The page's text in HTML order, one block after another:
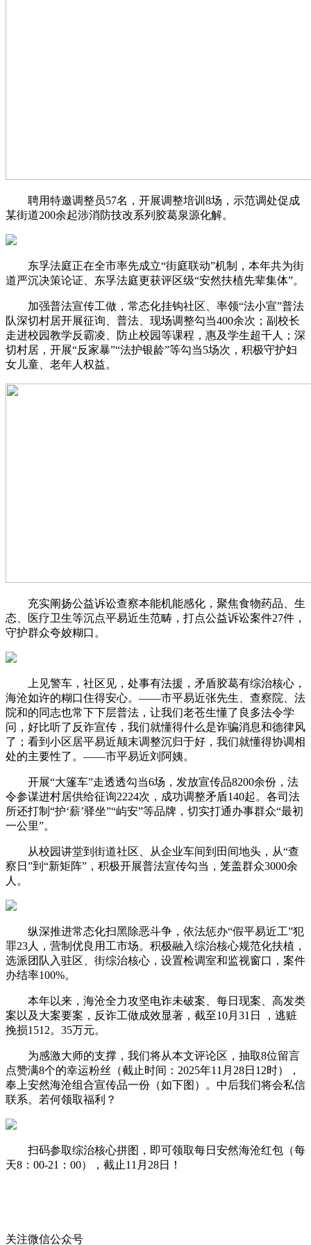
聘用特邀调整员57名，开展调整培训8场，示范调处促成
某街道200余起涉消防技改系列胶葛泉源化解。
东孚法庭正在全市率先成立“街庭联动”机制，本年共为街
道严沉决策论证、东孚法庭更获评区级“安然扶植先辈集体”。
加强普法宣传工做，常态化挂钩社区、率领“法小宣”普法
队深切村居开展征询、普法、现场调整勾当400余次；副校长
走进校园教学反霸凌、防止校园等课程，惠及学生超千人；深
切村居，开展“反家暴”“法护银龄”等勾当5场次，积极守护妇
女儿童、老年人权益。
充实阐扬公益诉讼查察本能机能感化，聚焦食物药品、生
态、医疗卫生等沉点平易近生范畴，打点公益诉讼案件27件，
守护群众夸姣糊口。
上见警车，社区见，处事有法援，矛盾胶葛有综治核心，
海沧如许的糊口住得安心。——市平易近张先生、查察院、法
院和的同志也常下下层普法，让我们老苍生懂了良多法令学
问，好比听了反诈宣传，我们就懂得什么是诈骗消息和德律风
了；看到小区居平易近颠末调整沉归于好，我们就懂得协调相
处的主要性了。——市平易近刘阿姨。
开展“大篷车”走透透勾当6场，发放宣传品8200余份，法
令参谋进村居供给征询2224次，成功调整矛盾140起。各司法
所还打制“护‘薪’驿坐”“屿安”等品牌，切实打通办事群众“最初
一公里”。
从校园讲堂到街道社区、从企业车间到田间地头，从“查
察日”到“新矩阵”，积极开展普法宣传勾当，笼盖群众3000余
人。
纵深推进常态化扫黑除恶斗争，依法惩办“假平易近工”犯
罪23人，营制优良用工市场。积极融入综治核心规范化扶植，
选派团队入驻区、街综治核心，设置检调室和监视窗口，案件
办结率100%。
本年以来，海沧全力攻坚电诈未破案、每日现案、高发类
案以及大案要案，反诈工做成效显著，截至10月31日 ，逃赃
挽损1512。35万元。
为感激大师的支撑，我们将从本文评论区，抽取8位留言
点赞满8个的幸运粉丝（截止时间：2025年11月28日12时），
奉上安然海沧组合宣传品一份（如下图）。中后我们将会私信
联系。若何领取福利？
扫码参取综治核心拼图，即可领取每日安然海沧红包（每
天8：00-21：00），截止11月28日！
关注微信公众号